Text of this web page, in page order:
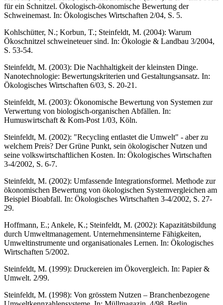
für ein Schnitzel. Ökologisch-ökonomische Bewertung der
Schweinemast. In: Ökologisches Wirtschaften 2/04, S. 5.
Kohlschütter, N.; Korbun, T.; Steinfeldt, M. (2004): Warum
Ökoschnitzel schweineteuer sind. In: Ökologie & Landbau 3/2004,
S. 53-54.
Steinfeldt, M. (2003): Die Nachhaltigkeit der kleinsten Dinge.
Nanotechnologie: Bewertungskriterien und Gestaltungsansatz. In:
Ökologisches Wirtschaften 6/03, S. 20-21.
Steinfeldt, M. (2003): Ökonomische Bewertung von Systemen zur
Verwertung von biologisch-organischen Abfällen. In:
Humuswirtschaft & Kom-Post 1/03, Köln.
Steinfeldt, M. (2002): "Recycling entlastet die Umwelt" - aber zu
welchem Preis? Der Grüne Punkt, sein ökologischer Nutzen und
seine volkswirtschaftlichen Kosten. In: Ökologisches Wirtschaften
3-4/2002, S. 6-7.
Steinfeldt, M. (2002): Umfassende Integrationsformel. Methode zur
ökonomischen Bewertung von ökologischen Systemvergleichen am
Beispiel Bioabfall. In: Ökologisches Wirtschaften 3-4/2002, S. 27-
29.
Hoffmann, E.; Ankele, K.; Steinfeldt, M. (2002): Kapazitätsbildung
durch Umweltmanagement. Unternehmensinterne Fähigkeiten,
Umweltinstrumente und organisationales Lernen. In: Ökologisches
Wirtschaften 5/2002.
Steinfeldt, M. (1999): Druckereien im Ökovergleich. In: Papier &
Umwelt. 2/99.
Steinfeldt, M. (1998): Von grösstem Nutzen – Branchenbezogene